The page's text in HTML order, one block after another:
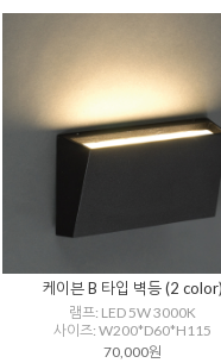
케이븐 B 타입 벽등 (2 color)
램프: LED 5W 3000K
사이즈: W200*D60*H115
70,000원